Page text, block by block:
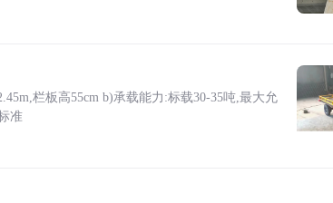
栏板高55cm b)承载能力:标载30-35吨,最大允
准